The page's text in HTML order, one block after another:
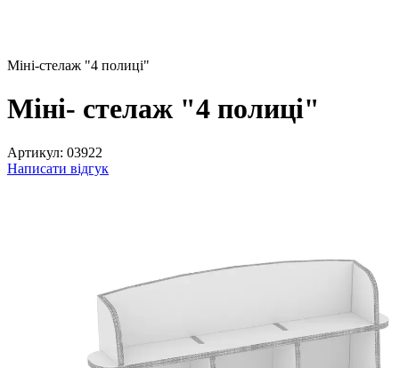
Міні-стелаж "4 полиці"
Міні- стелаж "4 полиці"
Артикул: 03922
Написати відгук